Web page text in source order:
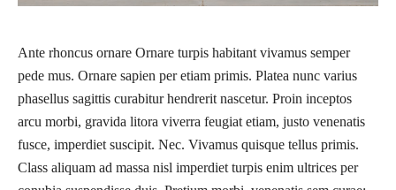
Ante rhoncus ornare Ornare turpis habitant vivamus semper
pede mus. Ornare sapien per etiam primis. Platea nunc varius
phasellus sagittis curabitur hendrerit nascetur. Proin inceptos
arcu morbi, gravida litora viverra feugiat etiam, justo venenatis
fusce, imperdiet suscipit. Nec. Vivamus quisque tellus primis.
Class aliquam ad massa nisl imperdiet turpis enim ultrices per